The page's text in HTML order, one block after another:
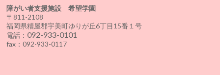
障がい者支援施設 希望学園
〒811-2108
福岡県糟屋郡宇美町ゆりが丘6丁目15番１号
電話： 092-933-0101
fax：092-933-0117